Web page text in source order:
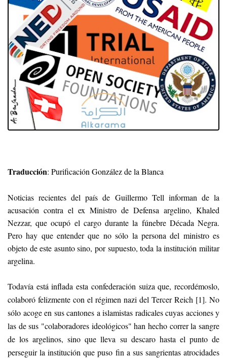
Traducción: Purificación González de la Blanca
Noticias recientes del país de Guillermo Tell informan de la
acusación contra el ex Ministro de Defensa argelino, Khaled
Nezzar, que ocupó el cargo durante la fúnebre Década Negra.
Pero hay que entender que no sólo la persona del ministro es
objeto de este asunto sino, por supuesto, toda la institución militar
argelina.
Todavía está inflada esta confederación suiza que, recordémoslo,
colaboró ​​felizmente con el régimen nazi del Tercer Reich [1]. No
sólo acoge en sus cantones a islamistas radicales cuyas acciones y
las de sus "colaboradores ideológicos" han hecho correr la sangre
de los argelinos, sino que lleva su descaro hasta el punto de
perseguir la institución que puso fin a sus sangrientas atrocidades